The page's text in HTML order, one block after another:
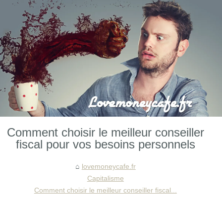
Comment choisir le meilleur conseiller
fiscal pour vos besoins personnels
lovemoneycafe.fr
Capitalisme
Comment choisir le meilleur conseiller fiscal...